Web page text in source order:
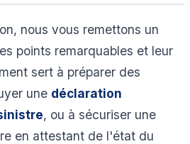
nous vous remettons un
points remarquables et leur
sert à préparer des
une déclaration
, ou à sécuriser une
en attestant de l'état du